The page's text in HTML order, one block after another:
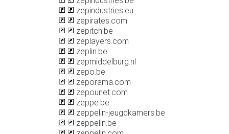
zepindustries.eu
zepirates.com
zepitch.be
zeplayers.com
zeplin.be
zepmiddelburg.nl
zepo.be
zeporama.com
zepounet.com
zeppe.be
zeppelin-jeugdkamers.be
zeppelin.be